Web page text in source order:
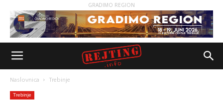
GRADIMO REGION
Naslovnica Trebinje
Trebinje